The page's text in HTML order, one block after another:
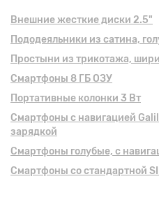
Внешние жесткие диски 2.5"
Пододеяльники из сатина,
Простыни из трикотажа,
Смартфоны 8 ГБ ОЗУ
Портативные колонки 3 Вт
Смартфоны с навигацией
зарядкой
Смартфоны голубые, с
Смартфоны со стандартной